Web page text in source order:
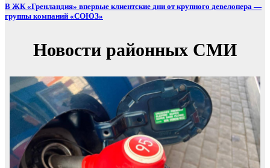
В ЖК «Гренландия» впервые клиентские дни от крупного девелопера —
группы компаний «СОЮЗ»